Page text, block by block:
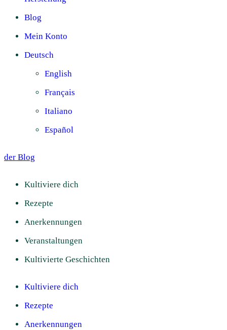
Blog
Mein Konto
Deutsch
English
Français
Italiano
Español
der Blog
Kultiviere dich
Rezepte
Anerkennungen
Veranstaltungen
Kultivierte Geschichten
Kultiviere dich
Rezepte
Anerkennungen